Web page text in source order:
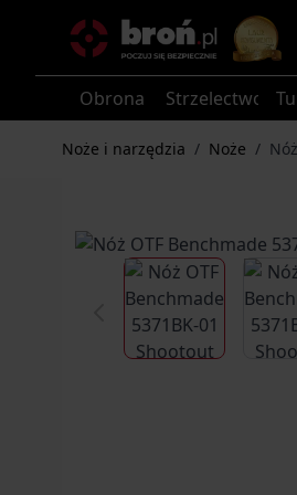
Obrona Strzelectwo
Noże i narzędzia / Noże /
View larger